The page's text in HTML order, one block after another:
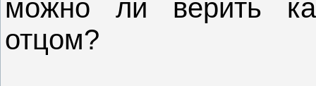
можно ли верить
отцом?